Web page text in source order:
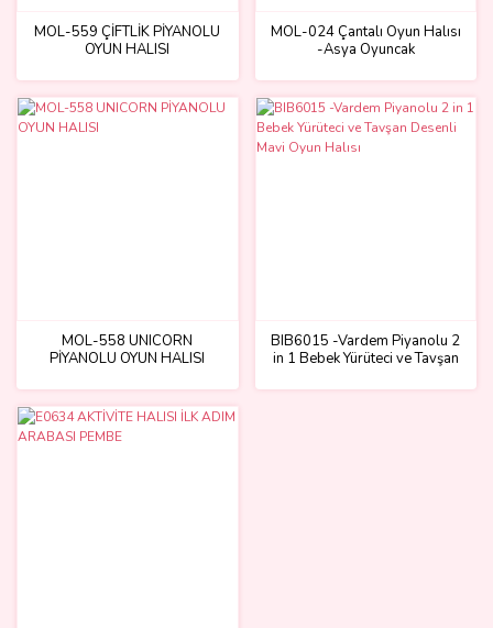
MOL-559 ÇİFTLİK PİYANOLU
OYUN HALISI
MOL-024 Çantalı Oyun Halısı
-Asya Oyuncak
MOL-558 UNICORN
PİYANOLU OYUN HALISI
BIB6015 -Vardem Piyanolu 2
in 1 Bebek Yürüteci ve Tavşan